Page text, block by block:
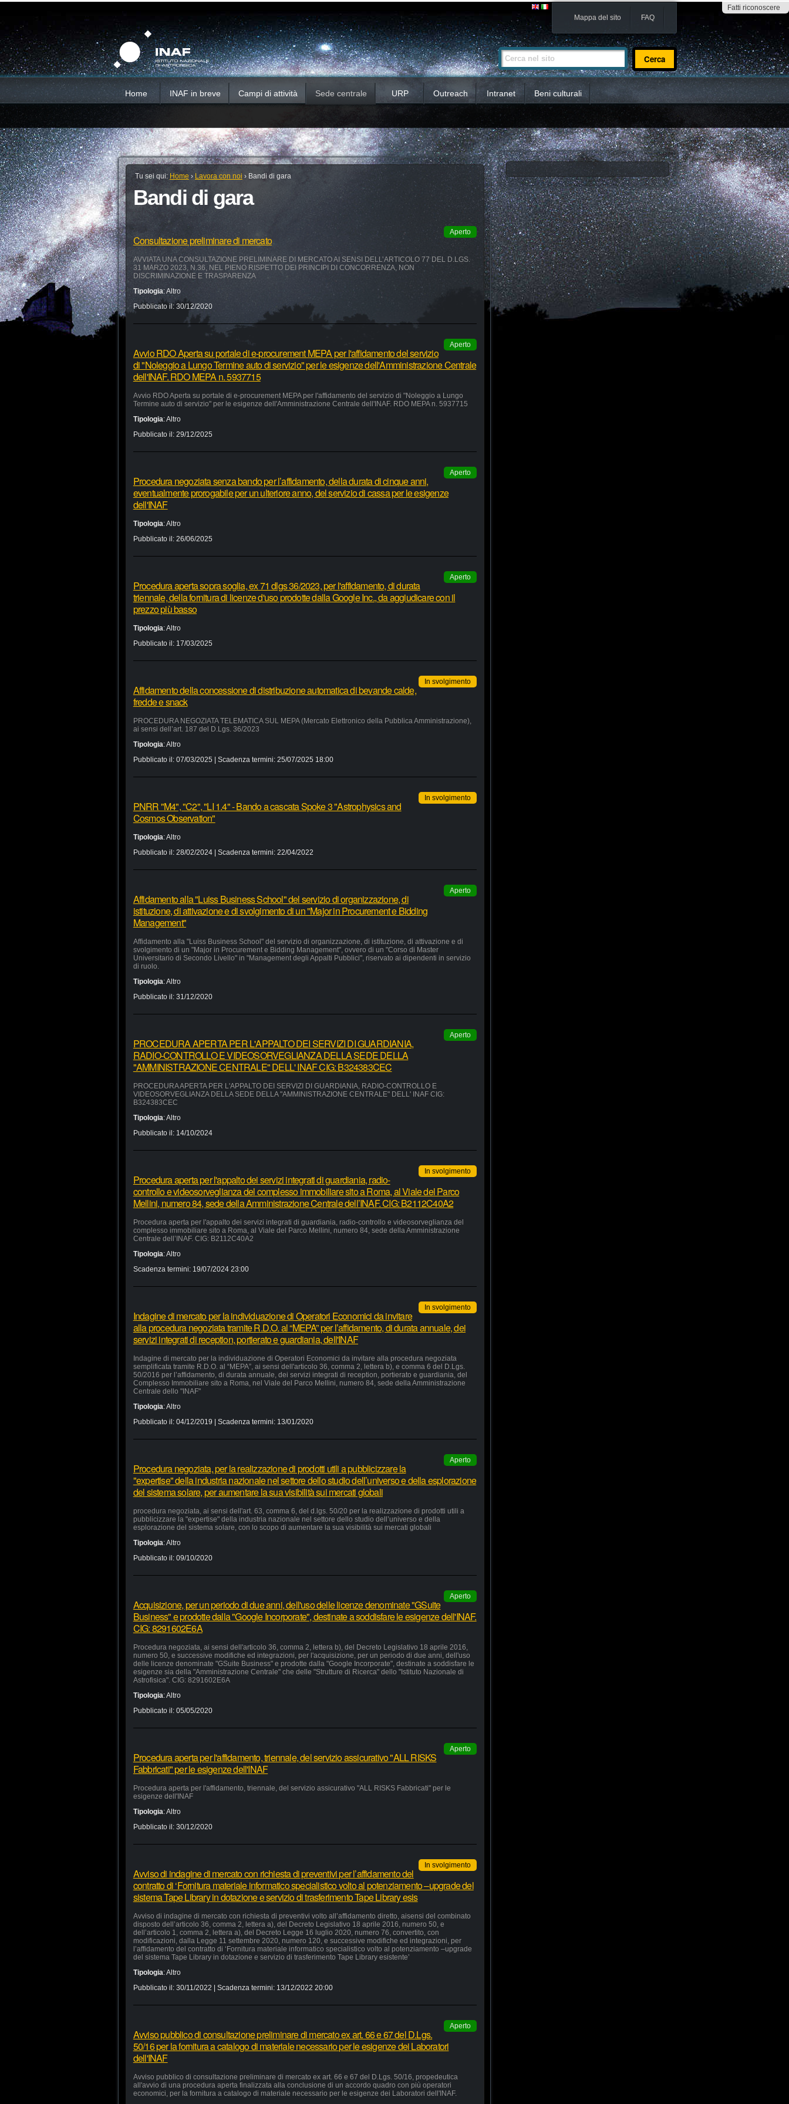
Fatti riconoscere
contenuti.
Salta
alla
navigazione
Mappa del sito FAQ
Cerca nel sito
Ricerca
avanzata…
Home INAF in breve Campi di attività Sede centrale URP Outreach Intranet Beni culturali
Tu sei qui: Home › Lavora con noi › Bandi di gara
Bandi di gara
Aperto
Consultazione preliminare di mercato
AVVIATA UNA CONSULTAZIONE PRELIMINARE DI MERCATO AI SENSI DELL’ARTICOLO 77 DEL D.LGS.
31 MARZO 2023, N.36, NEL PIENO RISPETTO DEI PRINCIPI DI CONCORRENZA, NON
DISCRIMINAZIONE E TRASPARENZA
Tipologia:Altro
Pubblicato il: 30/12/2020
Aperto
Avvio RDO Aperta su portale di e-procurement MEPA per l'affidamento del servizio
di "Noleggio a Lungo Termine auto di servizio" per le esigenze dell'Amministrazione Centrale
dell'INAF. RDO MEPA n. 5937715
Avvio RDO Aperta su portale di e-procurement MEPA per l'affidamento del servizio di "Noleggio a Lungo
Termine auto di servizio" per le esigenze dell'Amministrazione Centrale dell'INAF. RDO MEPA n. 5937715
Tipologia:Altro
Pubblicato il: 29/12/2025
Aperto
Procedura negoziata senza bando per l’affidamento, della durata di cinque anni,
eventualmente prorogabile per un ulteriore anno, del servizio di cassa per le esigenze
dell'INAF
Tipologia:Altro
Pubblicato il: 26/06/2025
Aperto
Procedura aperta sopra soglia, ex 71 dlgs 36/2023, per l'affidamento, di durata
triennale, della fornitura di licenze d'uso prodotte dalla Google Inc., da aggiudicare con il
prezzo più basso
Tipologia:Altro
Pubblicato il: 17/03/2025
In svolgimento
Affidamento della concessione di distribuzione automatica di bevande calde,
fredde e snack
PROCEDURA NEGOZIATA TELEMATICA SUL MEPA (Mercato Elettronico della Pubblica Amministrazione),
ai sensi dell’art. 187 del D.Lgs. 36/2023
Tipologia:Altro
Pubblicato il: 07/03/2025 | Scadenza termini: 25/07/2025 18:00
In svolgimento
PNRR "M4", "C2", "LI 1.4" - Bando a cascata Spoke 3 "Astrophysics and
Cosmos Observation"
Tipologia:Altro
Pubblicato il: 28/02/2024| Scadenza termini: 22/04/2022
Aperto
Affidamento alla "Luiss Business School" del servizio di organizzazione, di
istituzione, di attivazione e di svolgimento di un "Major in Procurement e Bidding
Management"
Affidamento alla "Luiss Business School" del servizio di organizzazione, di istituzione, di attivazione e di
svolgimento di un "Major in Procurement e Bidding Management", ovvero di un "Corso di Master
Universitario di Secondo Livello" in "Management degli Appalti Pubblici", riservato ai dipendenti in servizio
di ruolo.
Tipologia:Altro
Pubblicato il: 31/12/2020
Aperto
PROCEDURA APERTA PER L'APPALTO DEI SERVIZI DI GUARDIANIA,
RADIO-CONTROLLO E VIDEOSORVEGLIANZA DELLA SEDE DELLA
"AMMINISTRAZIONE CENTRALE" DELL' INAF CIG: B324383CEC
PROCEDURA APERTA PER L'APPALTO DEI SERVIZI DI GUARDIANIA, RADIO-CONTROLLO E
VIDEOSORVEGLIANZA DELLA SEDE DELLA "AMMINISTRAZIONE CENTRALE" DELL' INAF CIG:
B324383CEC
Tipologia:Altro
Pubblicato il: 14/10/2024
In svolgimento
Procedura aperta per l'appalto dei servizi integrati di guardiania, radio-
controllo e videosorveglianza del complesso immobiliare sito a Roma, al Viale del Parco
Mellini, numero 84, sede della Amministrazione Centrale dell’INAF. CIG: B2112C40A2
Procedura aperta per l'appalto dei servizi integrati di guardiania, radio-controllo e videosorveglianza del
complesso immobiliare sito a Roma, al Viale del Parco Mellini, numero 84, sede della Amministrazione
Centrale dell’INAF. CIG: B2112C40A2
Tipologia:Altro
Scadenza termini: 19/07/2024 23:00
In svolgimento
Indagine di mercato per la individuazione di Operatori Economici da invitare
alla procedura negoziata tramite R.D.O. al “MEPA” per l’affidamento, di durata annuale, dei
servizi integrati di reception, portierato e guardiania, dell'INAF
Indagine di mercato per la individuazione di Operatori Economici da invitare alla procedura negoziata
semplificata tramite R.D.O. al “MEPA”, ai sensi dell'articolo 36, comma 2, lettera b), e comma 6 del D.Lgs.
50/2016 per l’affidamento, di durata annuale, dei servizi integrati di reception, portierato e guardiania, del
Complesso Immobiliare sito a Roma, nel Viale del Parco Mellini, numero 84, sede della Amministrazione
Centrale dello "INAF"
Tipologia:Altro
Pubblicato il: 04/12/2019 | Scadenza termini: 13/01/2020
Aperto
Procedura negoziata, per la realizzazione di prodotti utili a pubblicizzare la
"expertise" della industria nazionale nel settore dello studio dell’universo e della esplorazione
del sistema solare, per aumentare la sua visibilità sui mercati globali
procedura negoziata, ai sensi dell'art. 63, comma 6, del d.lgs. 50/20 per la realizzazione di prodotti utili a
pubblicizzare la "expertise" della industria nazionale nel settore dello studio dell’universo e della
esplorazione del sistema solare, con lo scopo di aumentare la sua visibilità sui mercati globali
Tipologia:Altro
Pubblicato il: 09/10/2020
Aperto
Acquisizione, per un periodo di due anni, dell'uso delle licenze denominate "GSuite
Business" e prodotte dalla "Google Incorporate", destinate a soddisfare le esigenze dell'INAF.
CIG: 8291602E6A
Procedura negoziata, ai sensi dell'articolo 36, comma 2, lettera b), del Decreto Legislativo 18 aprile 2016,
numero 50, e successive modifiche ed integrazioni, per l'acquisizione, per un periodo di due anni, dell'uso
delle licenze denominate "GSuite Business" e prodotte dalla "Google Incorporate", destinate a soddisfare le
esigenze sia della "Amministrazione Centrale" che delle "Strutture di Ricerca" dello "Istituto Nazionale di
Astrofisica". CIG: 8291602E6A
Tipologia:Altro
Pubblicato il: 05/05/2020
Aperto
Procedura aperta per l'affidamento, triennale, del servizio assicurativo "ALL RISKS
Fabbricati" per le esigenze dell'INAF
Procedura aperta per l'affidamento, triennale, del servizio assicurativo "ALL RISKS Fabbricati" per le
esigenze dell'INAF
Tipologia:Altro
Pubblicato il: 30/12/2020
In svolgimento
Avviso di indagine di mercato con richiesta di preventivi per l’affidamento del
contratto di ‘Fornitura materiale informatico specialistico volto al potenziamento –upgrade del
sistema Tape Library in dotazione e servizio di trasferimento Tape Library esis
Avviso di indagine di mercato con richiesta di preventivi volto all’affidamento diretto, aisensi del combinato
disposto dell’articolo 36, comma 2, lettera a), del Decreto Legislativo 18 aprile 2016, numero 50, e
dell’articolo 1, comma 2, lettera a), del Decreto Legge 16 luglio 2020, numero 76, convertito, con
modificazioni, dalla Legge 11 settembre 2020, numero 120, e successive modifiche ed integrazioni, per
l’affidamento del contratto di ‘Fornitura materiale informatico specialistico volto al potenziamento –upgrade
del sistema Tape Library in dotazione e servizio di trasferimento Tape Library esistente’
Tipologia:Altro
Pubblicato il: 30/11/2022 | Scadenza termini: 13/12/2022 20:00
Aperto
Avviso pubblico di consultazione preliminare di mercato ex art. 66 e 67 del D.Lgs.
50/16 per la fornitura a catalogo di materiale necessario per le esigenze dei Laboratori
dell'INAF
Avviso pubblico di consultazione preliminare di mercato ex art. 66 e 67 del D.Lgs. 50/16, propedeutica
all'avvio di una procedura aperta finalizzata alla conclusione di un accordo quadro con più operatori
economici, per la fornitura a catalogo di materiale necessario per le esigenze dei Laboratori dell'INAF.